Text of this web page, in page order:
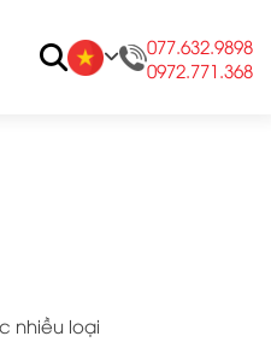
077.632.9898
0972.771.368
nhiều loại